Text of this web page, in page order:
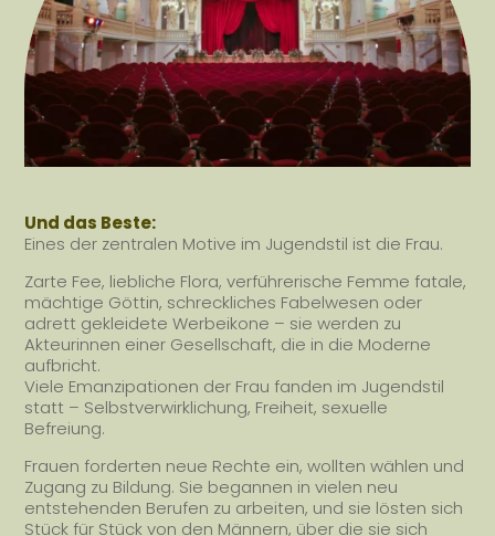
Und das Beste:
Eines der zentralen Motive im Jugendstil ist die Frau.
Zarte Fee, liebliche Flora, verführerische Femme fatale,
mächtige Göttin, schreckliches Fabelwesen oder
adrett gekleidete Werbeikone – sie werden zu
Akteurinnen einer Gesellschaft, die in die Moderne
aufbricht.
Viele Emanzipationen der Frau fanden im Jugendstil
statt – Selbstverwirklichung, Freiheit, sexuelle
Befreiung.
Frauen forderten neue Rechte ein, wollten wählen und
Zugang zu Bildung. Sie begannen in vielen neu
entstehenden Berufen zu arbeiten, und sie lösten sich
Stück für Stück von den Männern, über die sie sich